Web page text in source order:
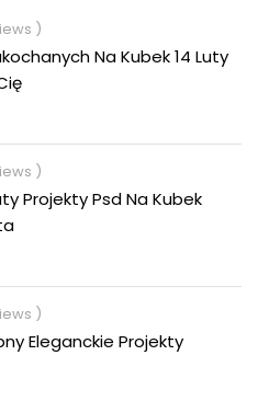
)
Na Kubek 14 Luty
)
Projekty Psd Na Kubek
)
Eleganckie Projekty